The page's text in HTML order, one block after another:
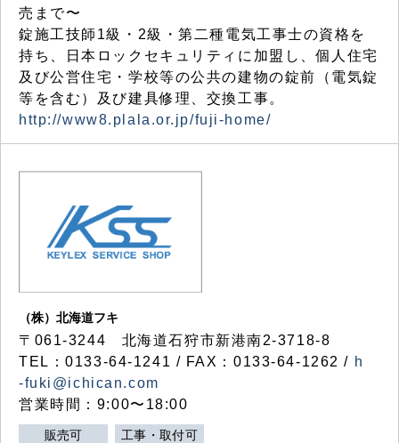
売まで〜
錠施工技師1級・2級・第二種電気工事士の資格を
持ち、日本ロックセキュリティに加盟し、個人住宅
及び公営住宅・学校等の公共の建物の錠前（電気錠
等を含む）及び建具修理、交換工事。
http://www8.plala.or.jp/fuji-home/
（株）北海道フキ
〒061-3244 北海道石狩市新港南2-3718-8
TEL：0133-64-1241 / FAX：0133-64-1262 / h
-fuki@ichican.com
営業時間：9:00〜18:00
販売可 工事・取付可